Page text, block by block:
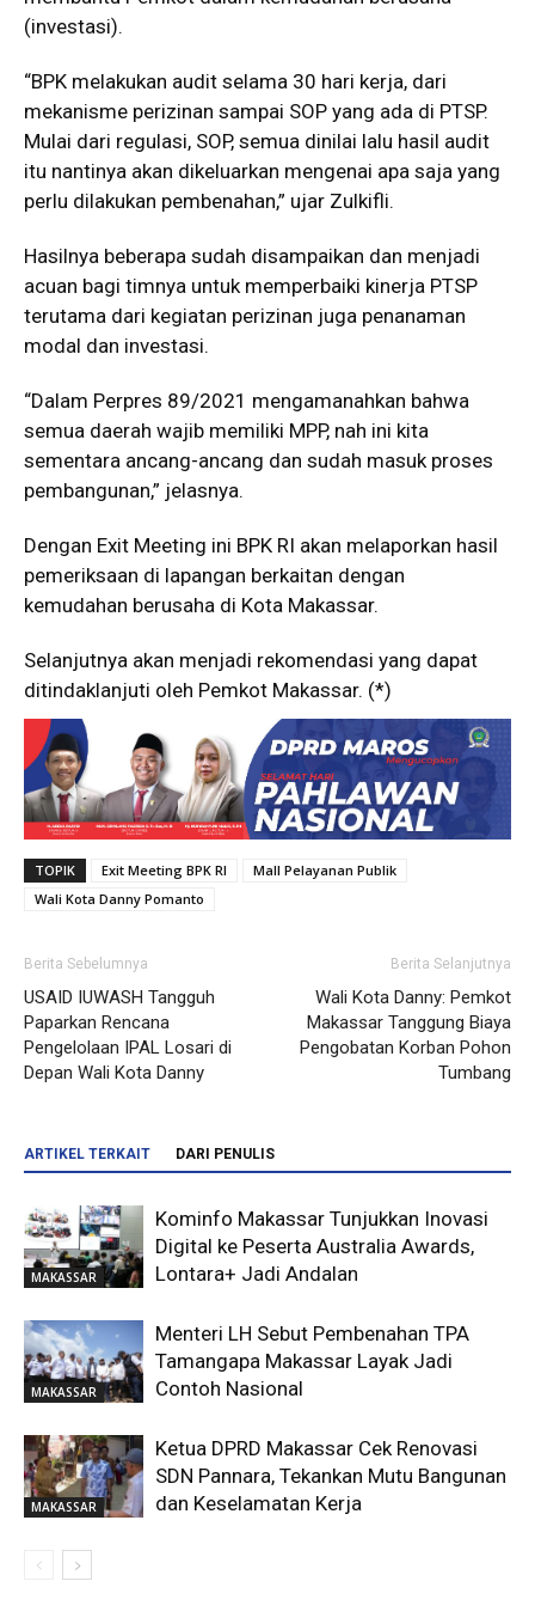
(investasi).
“BPK melakukan audit selama 30 hari kerja, dari
mekanisme perizinan sampai SOP yang ada di PTSP.
Mulai dari regulasi, SOP, semua dinilai lalu hasil audit
itu nantinya akan dikeluarkan mengenai apa saja yang
perlu dilakukan pembenahan,” ujar Zulkifli.
Hasilnya beberapa sudah disampaikan dan menjadi
acuan bagi timnya untuk memperbaiki kinerja PTSP
terutama dari kegiatan perizinan juga penanaman
modal dan investasi.
“Dalam Perpres 89/2021 mengamanahkan bahwa
semua daerah wajib memiliki MPP, nah ini kita
sementara ancang-ancang dan sudah masuk proses
pembangunan,” jelasnya.
Dengan Exit Meeting ini BPK RI akan melaporkan hasil
pemeriksaan di lapangan berkaitan dengan
kemudahan berusaha di Kota Makassar.
Selanjutnya akan menjadi rekomendasi yang dapat
ditindaklanjuti oleh Pemkot Makassar. (*)
TOPIK Exit Meeting BPK RI
Mall Pelayanan Publik
Wali Kota Danny Pomanto
Berita Sebelumnya
USAID IUWASH Tangguh
Paparkan Rencana
Pengelolaan IPAL Losari di
Depan Wali Kota Danny
Berita Selanjutnya
Wali Kota Danny: Pemkot
Makassar Tanggung Biaya
Pengobatan Korban Pohon
Tumbang
ARTIKEL TERKAIT DARI PENULIS
MAKASSAR
Kominfo Makassar Tunjukkan Inovasi
Digital ke Peserta Australia Awards,
Lontara+ Jadi Andalan
MAKASSAR
Menteri LH Sebut Pembenahan TPA
Tamangapa Makassar Layak Jadi
Contoh Nasional
MAKASSAR
Ketua DPRD Makassar Cek Renovasi
SDN Pannara, Tekankan Mutu Bangunan
dan Keselamatan Kerja